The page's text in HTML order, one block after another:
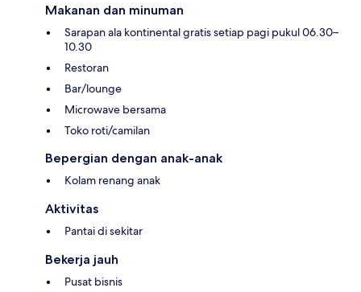
Makanan dan minuman
Sarapan ala kontinental gratis setiap pagi pukul 06.30–
10.30
Restoran
Bar/lounge
Microwave bersama
Toko roti/camilan
Bepergian dengan anak-anak
Kolam renang anak
Aktivitas
Pantai di sekitar
Bekerja jauh
Pusat bisnis